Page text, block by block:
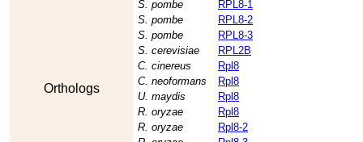
Orthologs
S. pombe
RPL8-1
S. pombe
RPL8-2
S. pombe
RPL8-3
S. cerevisiae
RPL2B
C. cinereus
Rpl8
C. neoformans
Rpl8
U. maydis
Rpl8
R. oryzae
Rpl8
R. oryzae
Rpl8-2